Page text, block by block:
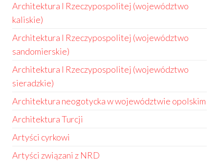
Architektura I Rzeczypospolitej (województwo
kaliskie)
Architektura I Rzeczypospolitej (województwo
sandomierskie)
Architektura I Rzeczypospolitej (województwo
sieradzkie)
Architektura neogotycka w województwie opolskim
Architektura Turcji
Artyści cyrkowi
Artyści związani z NRD